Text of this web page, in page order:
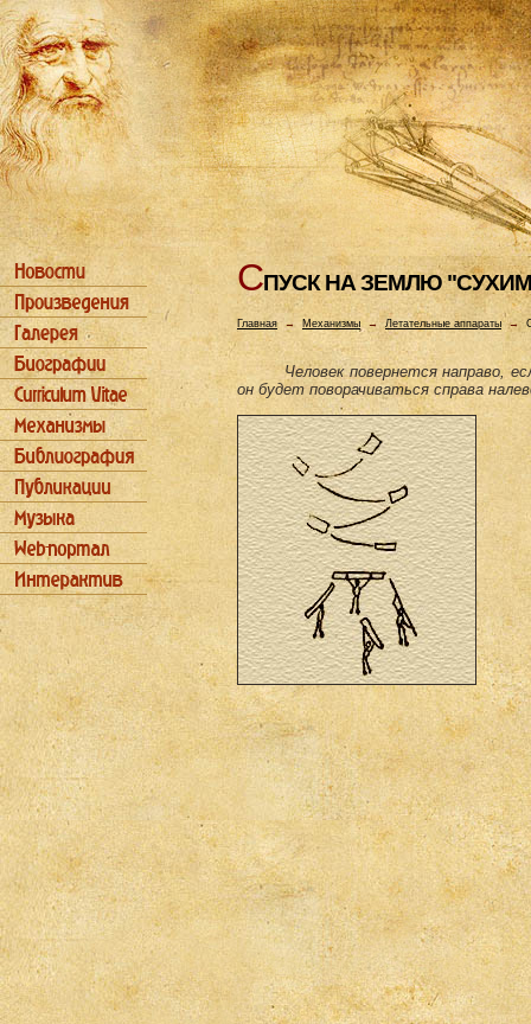
СПУСК HА ЗЕМЛЮ
Главная→ Механизмы →Летательные аппараты→
Человек повернется направо,
он будет поворачиваться справа